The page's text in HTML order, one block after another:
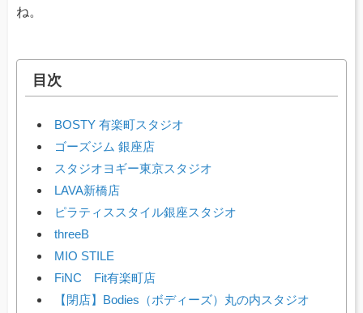
ね。
目次
BOSTY 有楽町スタジオ
ゴーズジム 銀座店
スタジオヨギー東京スタジオ
LAVA新橋店
ピラティススタイル銀座スタジオ
threeB
MIO STILE
FiNC Fit有楽町店
【閉店】Bodies（ボディーズ）丸の内スタジオ